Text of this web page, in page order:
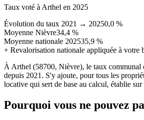
Taux voté à Arthel en 2025
Évolution du taux 2021 → 20250,0 %
Moyenne Nièvre34,4 %
Moyenne nationale 202535,9 %
+ Revalorisation nationale appliquée à votre
À Arthel (58700, Nièvre), le taux communal
depuis 2021. S'y ajoute, pour tous les
locative qui sert de base au calcul, établie
Pourquoi vous ne pouvez